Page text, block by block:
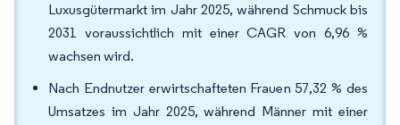
Luxusgütermarkt im Jahr 2025, während Schmuck bis
2031 voraussichtlich mit einer CAGR von 6,96 %
wachsen wird.
Nach Endnutzer erwirtschafteten Frauen 57,32 % des
Umsatzes im Jahr 2025, während Männer mit einer